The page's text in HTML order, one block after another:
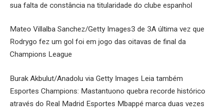
sua falta de constância na titularidade do clube espanhol
Mateo Villalba Sanchez/Getty Images3 de 3A última vez que
Rodrygo fez um gol foi em jogo das oitavas de final da
Champions League
Burak Akbulut/Anadolu via Getty Images Leia também
Esportes Champions: Mastantuono quebra recorde histórico
através do Real Madrid Esportes Mbappé marca duas vezes